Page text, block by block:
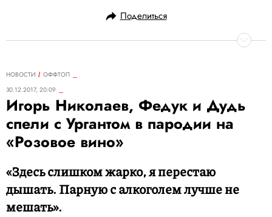
Поделиться
НОВОСТИ
ОФФТОП
30.12.2017, 20:09
Игорь Николаев, Федук и Дудь
спели с Ургантом в пародии на
«Розовое вино»
«Здесь слишком жарко, я перестаю
дышать. Парную с алкоголем лучше не
мешать».